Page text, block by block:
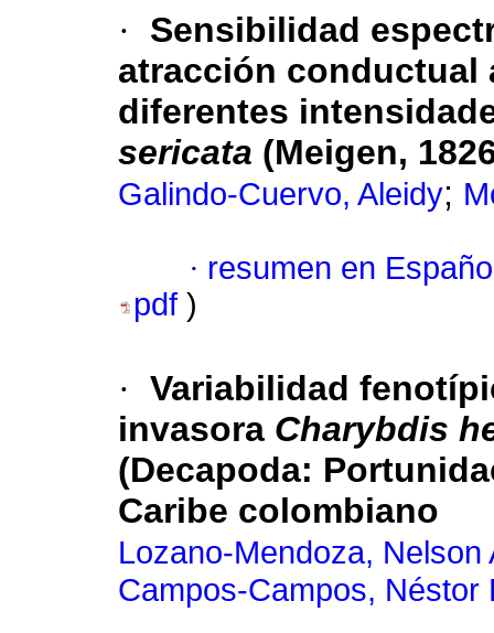
·
Sensibilidad
atracción conductual
diferentes
sericata (Meigen,
Galindo-Cuervo, Aleidy;
· resumen en
pdf )
· Variabilidad
invasora Charybdis
(Decapoda:
Caribe colombiano
Lozano-Mendoza, Nelson
Campos-Campos, Néstor